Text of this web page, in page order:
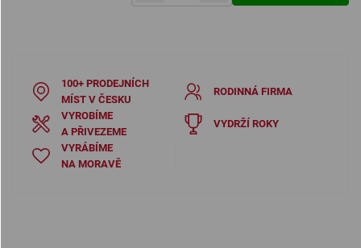
100+ PRODEJNÍCH
MÍST V ČESKU
RODINNÁ FIRMA
VYROBÍME
A PŘIVEZEME
VYDRŽÍ ROKY
VYRÁBÍME
NA MORAVĚ